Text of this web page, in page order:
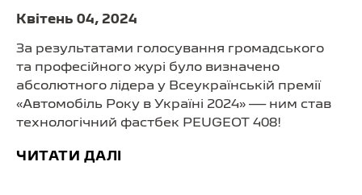
Квітень 04, 2024
За результатами голосування громадського
та професійного журі було визначено
абсолютного лідера у Всеукраїнській премії
«Автомобіль Року в Україні 2024» — ним став
технологічний фастбек PEUGEOT 408!
ЧИТАТИ ДАЛІ